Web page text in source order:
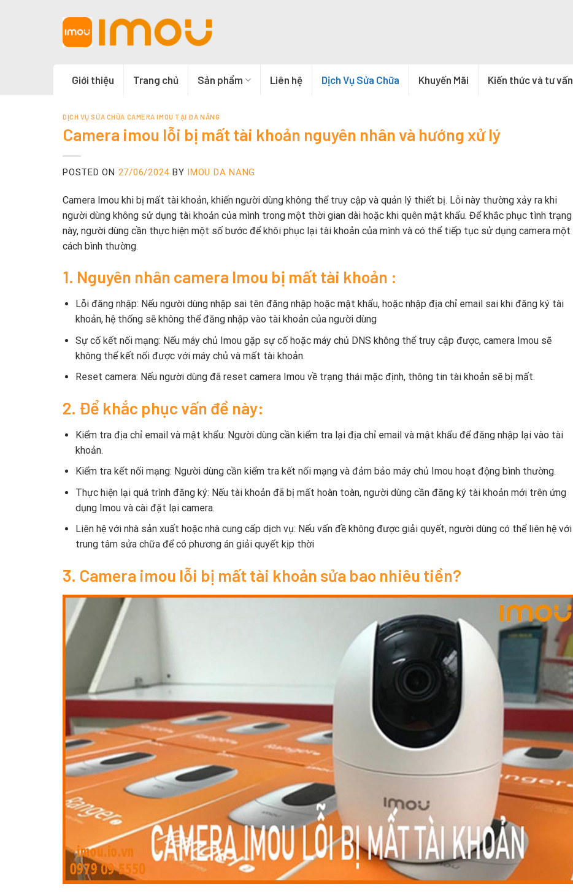
Giới thiệu Trang chủ Sản phẩm Liên hệ Dịch Vụ Sửa Chữa Khuyến Mãi Kiến thức và tư vấn
DỊCH VỤ SỬA CHỮA CAMERA IMOU TẠI ĐÀ NẴNG
Camera imou lỗi bị mất tài khoản nguyên nhân và hướng xử lý
POSTED ON 27/06/2024 BY IMOU DA NANG
Camera Imou khi bị mất tài khoản, khiến người dùng không thể truy cập và quản lý thiết bị. Lỗi này thường xảy ra khi
người dùng không sử dụng tài khoản của mình trong một thời gian dài hoặc khi quên mật khẩu. Để khắc phục tình trạng
này, người dùng cần thực hiện một số bước để khôi phục lại tài khoản của mình và có thể tiếp tục sử dụng camera một
cách bình thường.
1. Nguyên nhân camera Imou bị mất tài khoản :
Lỗi đăng nhập: Nếu người dùng nhập sai tên đăng nhập hoặc mật khẩu, hoặc nhập địa chỉ email sai khi đăng ký tài
khoản, hệ thống sẽ không thể đăng nhập vào tài khoản của người dùng
Sự cố kết nối mạng: Nếu máy chủ Imou gặp sự cố hoặc máy chủ DNS không thể truy cập được, camera Imou sẽ
không thể kết nối được với máy chủ và mất tài khoản.
Reset camera: Nếu người dùng đã reset camera Imou về trạng thái mặc định, thông tin tài khoản sẽ bị mất.
2. Để khắc phục vấn đề này:
Kiểm tra địa chỉ email và mật khẩu: Người dùng cần kiểm tra lại địa chỉ email và mật khẩu để đăng nhập lại vào tài
khoản.
Kiểm tra kết nối mạng: Người dùng cần kiểm tra kết nối mạng và đảm bảo máy chủ Imou hoạt động bình thường.
Thực hiện lại quá trình đăng ký: Nếu tài khoản đã bị mất hoàn toàn, người dùng cần đăng ký tài khoản mới trên ứng
dụng Imou và cài đặt lại camera.
Liên hệ với nhà sản xuất hoặc nhà cung cấp dịch vụ: Nếu vấn đề không được giải quyết, người dùng có thể liên hệ với
trung tâm sửa chữa để có phương án giải quyết kịp thời
3. Camera imou lỗi bị mất tài khoản sửa bao nhiêu tiền?